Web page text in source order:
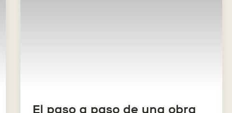
El paso a paso de una obra